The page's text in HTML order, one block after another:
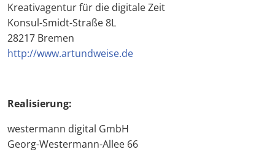
Kreativagentur für die digitale Zeit
Konsul-Smidt-Straße 8L
28217 Bremen
http://www.artundweise.de
Realisierung:
westermann digital GmbH
Georg-Westermann-Allee 66